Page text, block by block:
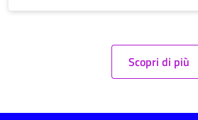
Scopri di più